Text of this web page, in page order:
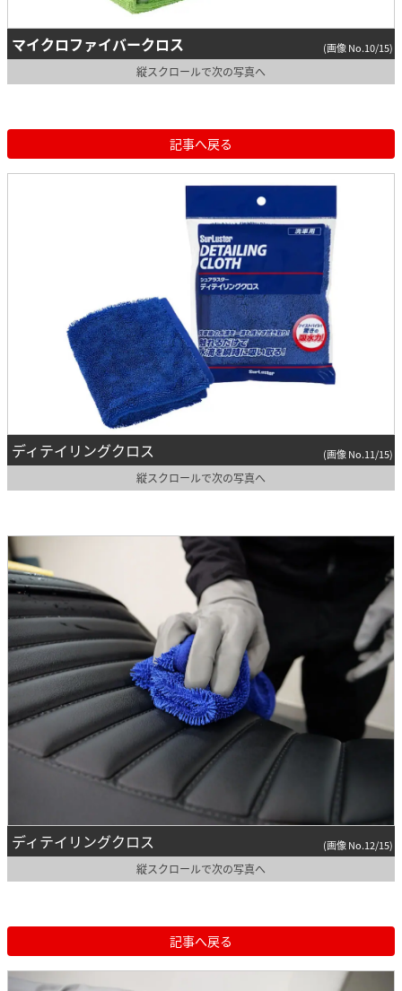
マイクロファイバークロス (画像 No.10/15)
縦スクロールで次の写真へ
記事へ戻る
ディテイリングクロス (画像 No.11/15)
縦スクロールで次の写真へ
ディテイリングクロス (画像 No.12/15)
縦スクロールで次の写真へ
記事へ戻る